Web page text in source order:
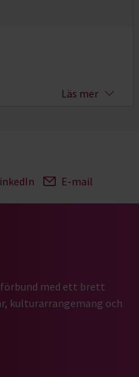
Läs mer
E-mail
med ett brett
kulturarrangemang och